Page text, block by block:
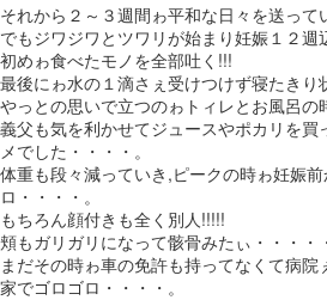
それから２～３週間ゎ平和な日々を送って
でもジワジワとツワリが始まり妊娠１２週
初めゎ食べたモノを全部吐く!!!
最後にゎ水の１滴さぇ受けつけず寝たきり
やっとの思いで立つのゎトィレとお風呂の
義父も気を利かせてジュースやポカリを
メでした・・・・。
体重も段々減っていき,ピークの時ゎ妊娠
ロ・・・・。
もちろん顔付きも全く別人!!!!!
頬もガリガリになって骸骨みたぃ・・・・
まだその時ゎ車の免許も持ってなくて病
家でゴロゴロ・・・・。